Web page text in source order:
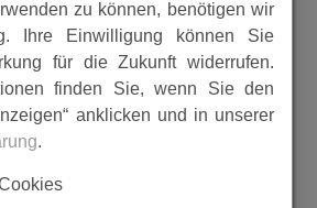
zu können, benötigen wir
Ihre Einwilligung können Sie
für die Zukunft widerrufen.
finden Sie, wenn Sie den
anklicken und in unserer
.